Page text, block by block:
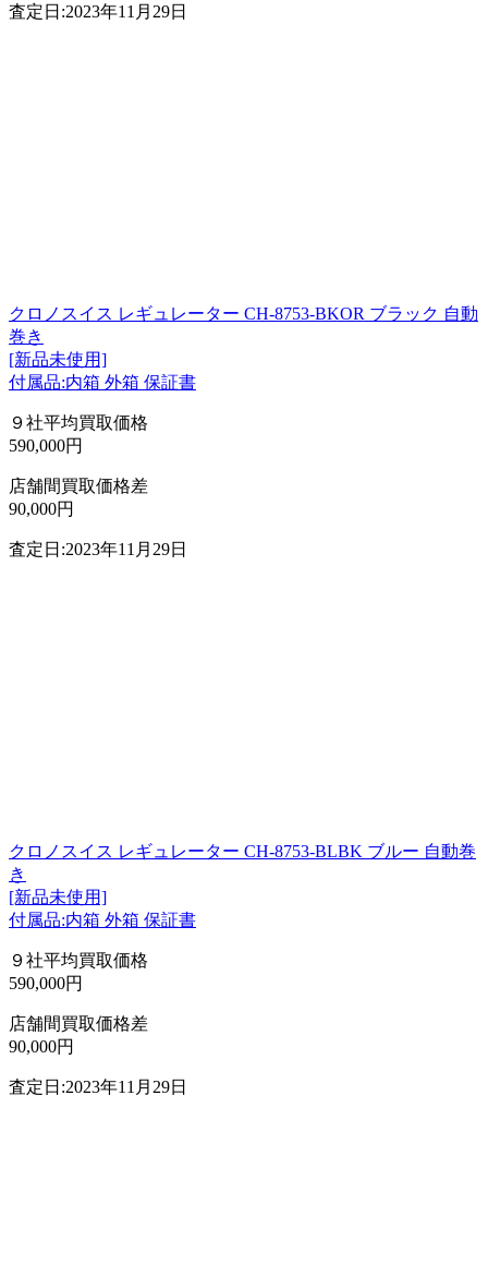
査定日:2023年11月29日
クロノスイス レギュレーター CH-8753-BKOR ブラック 自動
巻き
[新品未使用]
付属品:内箱 外箱 保証書
９社平均買取価格
590,000円
店舗間買取価格差
90,000円
査定日:2023年11月29日
クロノスイス レギュレーター CH-8753-BLBK ブルー 自動巻
き
[新品未使用]
付属品:内箱 外箱 保証書
９社平均買取価格
590,000円
店舗間買取価格差
90,000円
査定日:2023年11月29日